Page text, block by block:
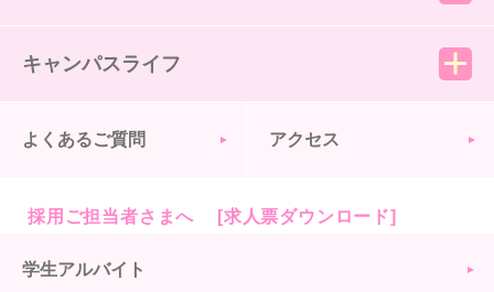
キャンパスライフ
よくあるご質問 アクセス
採用ご担当者さまへ [求人票ダウンロード]
学生アルバイト